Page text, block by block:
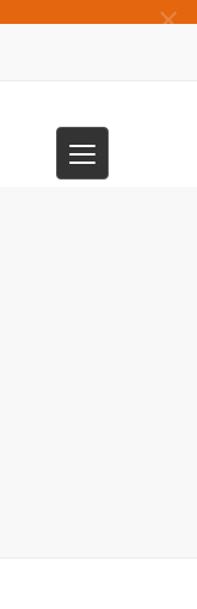
×
Toggle
navigation